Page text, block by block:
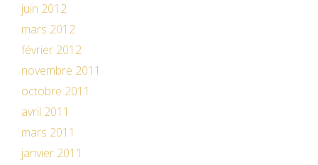
juin 2012
mars 2012
février 2012
novembre 2011
octobre 2011
avril 2011
mars 2011
janvier 2011